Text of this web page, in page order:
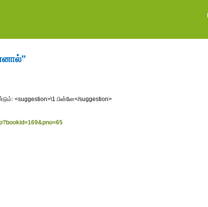
<suggestion>\1 பின்னே</suggestion>